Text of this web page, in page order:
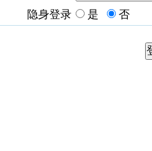
隐身登录
是 否